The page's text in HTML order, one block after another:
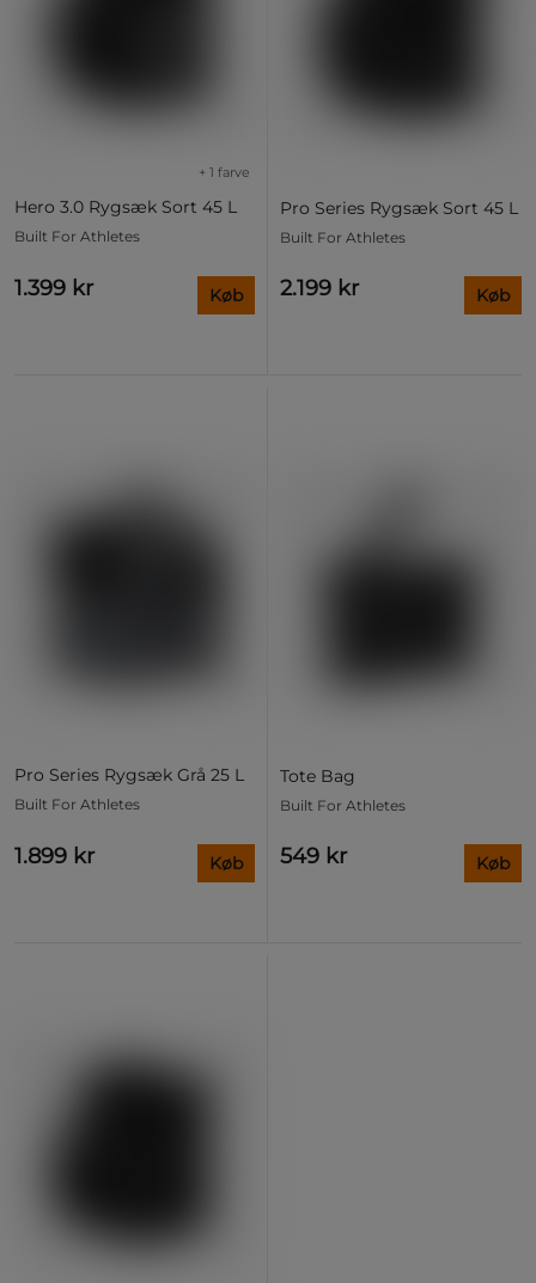
Hero 3.0 Rygsæk Sort 45 L
+ 1 farve
Built For Athletes
1.399 kr Køb
Pro Series Rygsæk Sort 45 L
Built For Athletes
2.199 kr Køb
Pro Series Rygsæk Grå 25 L
Built For Athletes
1.899 kr Køb
Tote Bag
Built For Athletes
549 kr Køb